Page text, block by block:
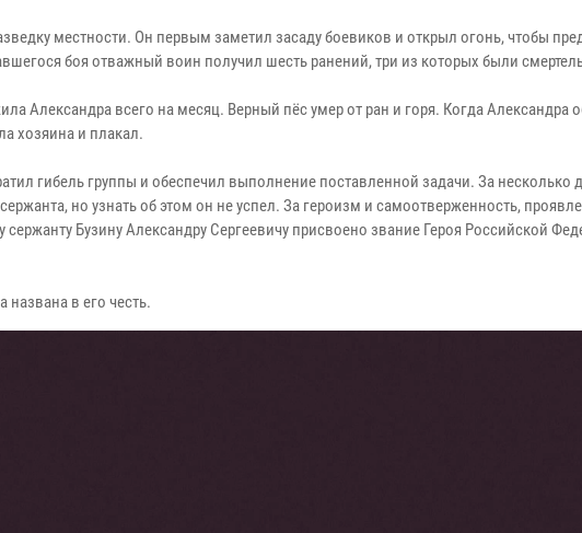
местности. Он первым заметил засаду боевиков и открыл огонь, чтобы
боя отважный воин получил шесть ранений, три из которых были
Александра всего на месяц. Верный пёс умер от ран и горя. Когда Александра
хозяина и плакал.
гибель группы и обеспечил выполнение поставленной задачи. За несколько
но узнать об этом он не успел. За героизм и самоотверженность,
Бузину Александру Сергеевичу присвоено звание Героя Российской
названа в его честь.